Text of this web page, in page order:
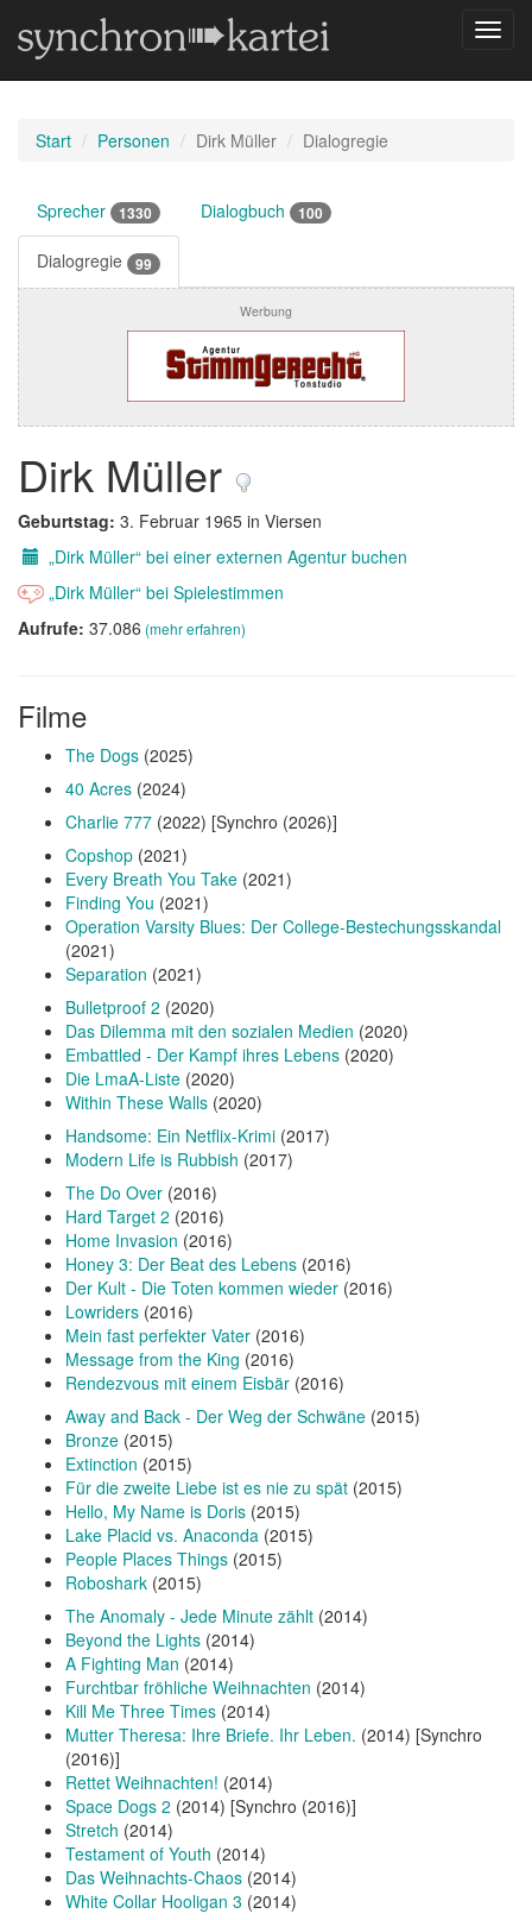
Start Personen Dirk Müller Dialogregie
Sprecher 1330 Dialogbuch 100
Dialogregie 99
Werbung
Dirk Müller
Geburtstag: 3. Februar 1965 in Viersen
„Dirk Müller“ bei einer externen Agentur buchen
„Dirk Müller“ bei Spielestimmen
Aufrufe: 37.086 (mehr erfahren)
Filme
The Dogs (2025)
40 Acres (2024)
Charlie 777 (2022) [Synchro (2026)]
Copshop (2021)
Every Breath You Take (2021)
Finding You (2021)
Operation Varsity Blues: Der College-Bestechungsskandal
(2021)
Separation (2021)
Bulletproof 2 (2020)
Das Dilemma mit den sozialen Medien (2020)
Embattled - Der Kampf ihres Lebens (2020)
Die LmaA-Liste (2020)
Within These Walls (2020)
Handsome: Ein Netflix-Krimi (2017)
Modern Life is Rubbish (2017)
The Do Over (2016)
Hard Target 2 (2016)
Home Invasion (2016)
Honey 3: Der Beat des Lebens (2016)
Der Kult - Die Toten kommen wieder (2016)
Lowriders (2016)
Mein fast perfekter Vater (2016)
Message from the King (2016)
Rendezvous mit einem Eisbär (2016)
Away and Back - Der Weg der Schwäne (2015)
Bronze (2015)
Extinction (2015)
Für die zweite Liebe ist es nie zu spät (2015)
Hello, My Name is Doris (2015)
Lake Placid vs. Anaconda (2015)
People Places Things (2015)
Roboshark (2015)
The Anomaly - Jede Minute zählt (2014)
Beyond the Lights (2014)
A Fighting Man (2014)
Furchtbar fröhliche Weihnachten (2014)
Kill Me Three Times (2014)
Mutter Theresa: Ihre Briefe. Ihr Leben. (2014) [Synchro
(2016)]
Rettet Weihnachten! (2014)
Space Dogs 2 (2014) [Synchro (2016)]
Stretch (2014)
Testament of Youth (2014)
Das Weihnachts-Chaos (2014)
White Collar Hooligan 3 (2014)